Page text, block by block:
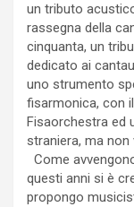
un tributo
rassegna della
cinquanta, un
dedicato ai
uno strumento
fisarmonica, con
Fisaorchestra ed
straniera, ma non
Come
questi anni si è
propongo